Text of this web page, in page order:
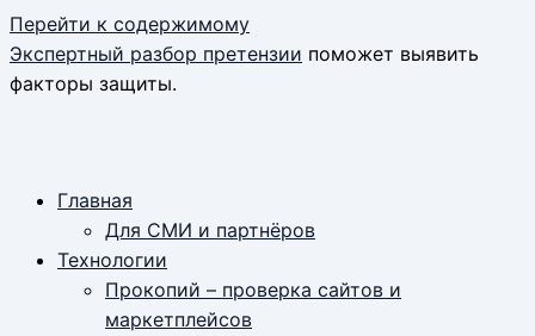
Перейти к содержимому
Экспертный разбор претензии поможет выявить
факторы защиты.
Главная
Для СМИ и партнёров
Технологии
Прокопий – проверка сайтов и
маркетплейсов